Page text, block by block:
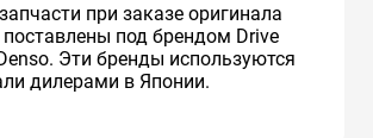
при заказе оригинала
под брендом Drive
Эти бренды используются
дилерами в Японии.